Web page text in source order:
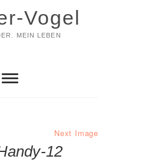
Vogel
MEIN LEBEN
Next Image
12